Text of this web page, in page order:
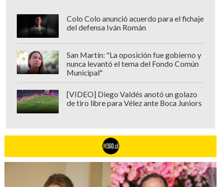
Lannister" de "Game of Thrones", al
confirmarsela participación de Charles
Dance en esta segunda parte. Su
personaje no ha sido revelado, aunque
los reportes apuntan que interpretará a
"Charles Dent", el padre de "Harvey".
Colo Colo anunció acuerdo para el fichaje
del defensa Iván Román
San Martín: "La oposición fue gobierno y
nunca levantó el tema del Fondo Común
Municipal"
[VIDEO] Diego Valdés anotó un golazo
de tiro libre para Vélez ante Boca Juniors